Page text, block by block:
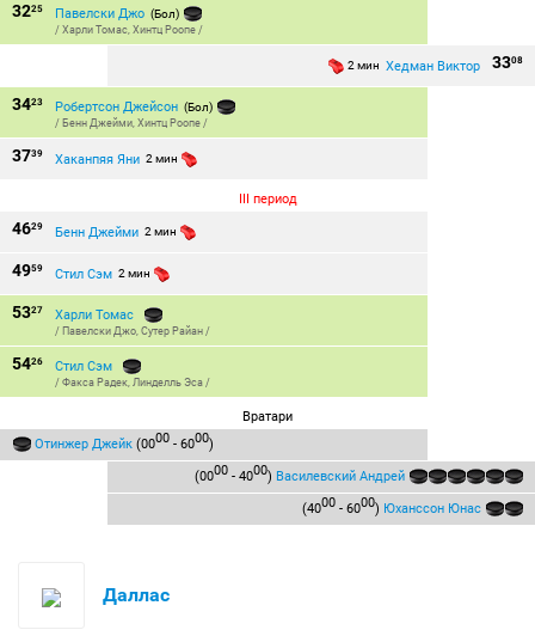
3225 Павелски Джо (Бол)
/ Харли Томас, Хинтц Роопе /
3308
2 мин Хедман Виктор
3423 Робертсон Джейсон (Бол)
/ Бенн Джейми, Хинтц Роопе /
3739 Хаканпяя Яни 2 мин
III период
4629 Бенн Джейми 2 мин
4959 Стил Сэм 2 мин
5327 Харли Томас
/ Павелски Джо, Сутер Райан /
5426 Стил Сэм
/ Факса Радек, Линделль Эса /
Вратари
Отинжер Джейк (0000 - 6000)
(0000 - 4000) Василевский Андрей
(4000 - 6000) Юханссон Юнас
Даллас